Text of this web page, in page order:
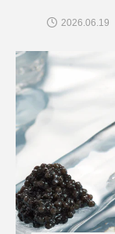
2026.06.19